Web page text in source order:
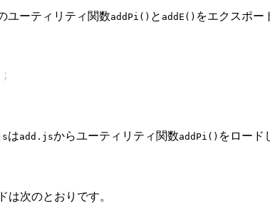
ユーティリティ関数addPi() と addE() をエクスポー
;
はadd.jsからユーティリティ関数addPi() をロード
は次のとおりです。